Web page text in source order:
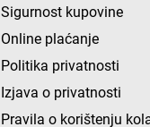
Sigurnost kupovine
Online plaćanje
Politika privatnosti
Izjava o privatnosti
Pravila o korištenju